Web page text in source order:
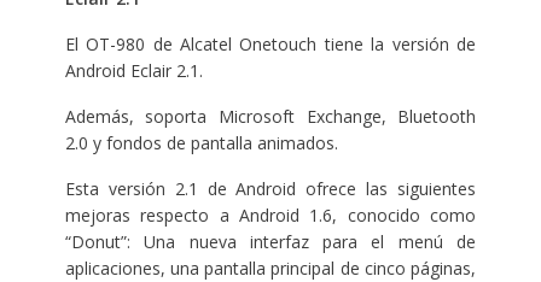
El OT-980 de Alcatel Onetouch tiene la versión de
Android Eclair 2.1.
Además, soporta Microsoft Exchange, Bluetooth
2.0 y fondos de pantalla animados.
Esta versión 2.1 de Android ofrece las siguientes
mejoras respecto a Android 1.6, conocido como
“Donut”: Una nueva interfaz para el menú de
aplicaciones, una pantalla principal de cinco páginas,